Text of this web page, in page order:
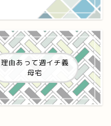
理由あって週イチ義
母宅